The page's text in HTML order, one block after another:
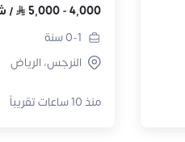
4,000
-
5,000
/
0-1سنة
النرجس، الرياض
منذ 10 ساعات تقريباً